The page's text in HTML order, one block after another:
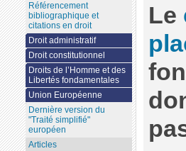
Le
Référencement
bibliographique et
citations en droit
Droit administratif
Droit constitutionnel
Droits de l’Homme et des
Libertés fondamentales
Union Européenne
Dernière version du
"Traité simplifié"
européen
Articles